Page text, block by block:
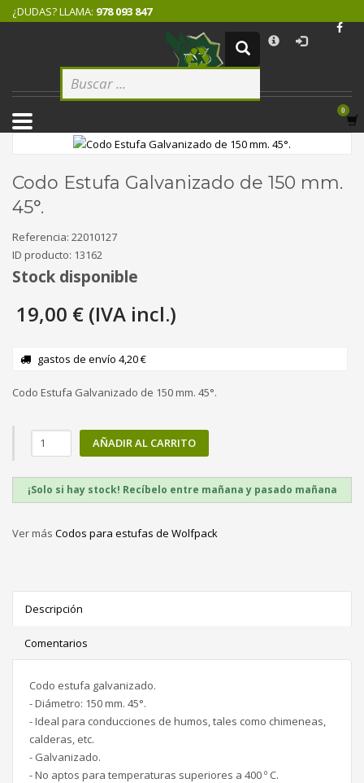
Logeate con tu cuenta de cliente.
2 Selecciona tus productos.
3
Recibe tu pedido.
Si todovia tienes alguna duda, comuníquenoslo enviando un correo
electrónico pinchando
¿DUDAS? LLAMA: 978 093 847
Codo Estufa Galvanizado de 150 mm.
45°.
Referencia: 22010127
ID producto: 13162
Stock disponible
19,00 € (IVA incl.)
gastos de envío 4,20 €
Codo Estufa Galvanizado de 150 mm. 45°.
AÑADIR AL CARRITO
¡Solo si hay stock! Recíbelo entre mañana y pasado mañana
Ver más Codos para estufas de Wolfpack
Descripción
Comentarios
Codo estufa galvanizado.
- Diámetro: 150 mm. 45°.
- Ideal para conducciones de humos, tales como chimeneas,
calderas, etc.
- Galvanizado.
- No aptos para temperaturas superiores a 400 º C.